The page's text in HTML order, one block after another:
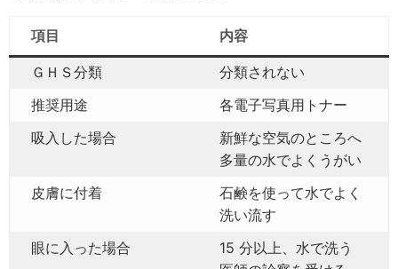
項目 内容
ＧＨＳ分類
分類されない
推奨用途
各電子写真用トナー
吸入した場合
新鮮な空気のところへ
多量の水でよくうがい
皮膚に付着
石鹸を使って水でよく
洗い流す
眼に入った場合
15 分以上、水で洗う